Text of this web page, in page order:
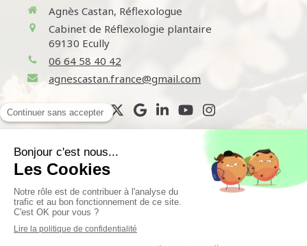
Agnès Castan, Réflexologue
Cabinet de Réflexologie plantaire
69130 Ecully
06 64 58 40 42
agnescastan.france@gmail.com